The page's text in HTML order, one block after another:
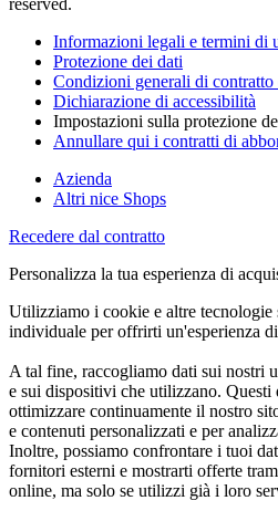
Informazioni legali e termini di
Protezione dei dati
Condizioni generali di
Dichiarazione di accessibilità
Impostazioni sulla protezione
Annullare qui i contratti di
Azienda
Altri nice Shops
Recedere dal contratto
Personalizza la tua esperienza di
Utilizziamo i cookie e altre tecnologie
individuale per offrirti un'esperienza
A tal fine, raccogliamo dati sui nostri
e sui dispositivi che utilizzano.
ottimizzare continuamente il nostro
e contenuti personalizzati e per
Inoltre, possiamo confrontare i tuoi
fornitori esterni e mostrarti offerte
online, ma solo se utilizzi già i loro